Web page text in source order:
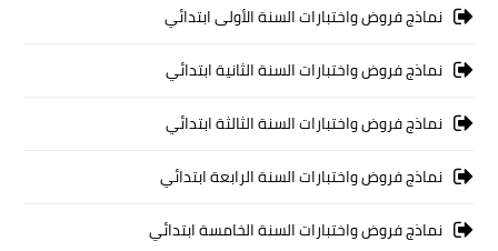
نماذج فروض واختبارات السنة الأولى ابتدائي
نماذج فروض واختبارات السنة الثانية ابتدائي
نماذج فروض واختبارات السنة الثالثة ابتدائي
نماذج فروض واختبارات السنة الرابعة ابتدائي
نماذج فروض واختبارات السنة الخامسة ابتدائي